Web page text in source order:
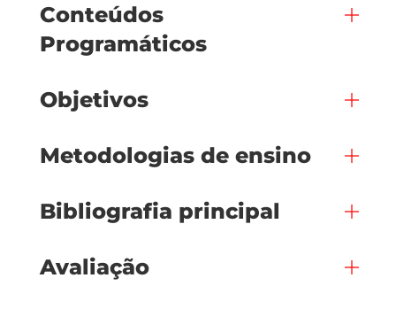
Conteúdos
Programáticos
Objetivos
Metodologias de ensino
Bibliografia principal
Avaliação